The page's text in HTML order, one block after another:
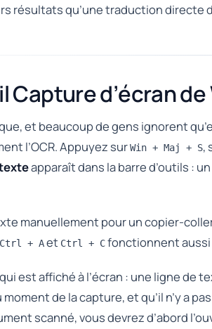
résultats qu’une traduction
Capture d’écran de
et beaucoup de gens ignorent
l’OCR. Appuyez surWin + Maj + S,
apparaît dans la barre d’outils :
manuellement pour un copier-
Ctrl + Aet Ctrl + Cfonctionnent aussi
est affiché à l’écran : une ligne de
de la capture, et qu’il n’y a
scanné, vous devrez d’abord